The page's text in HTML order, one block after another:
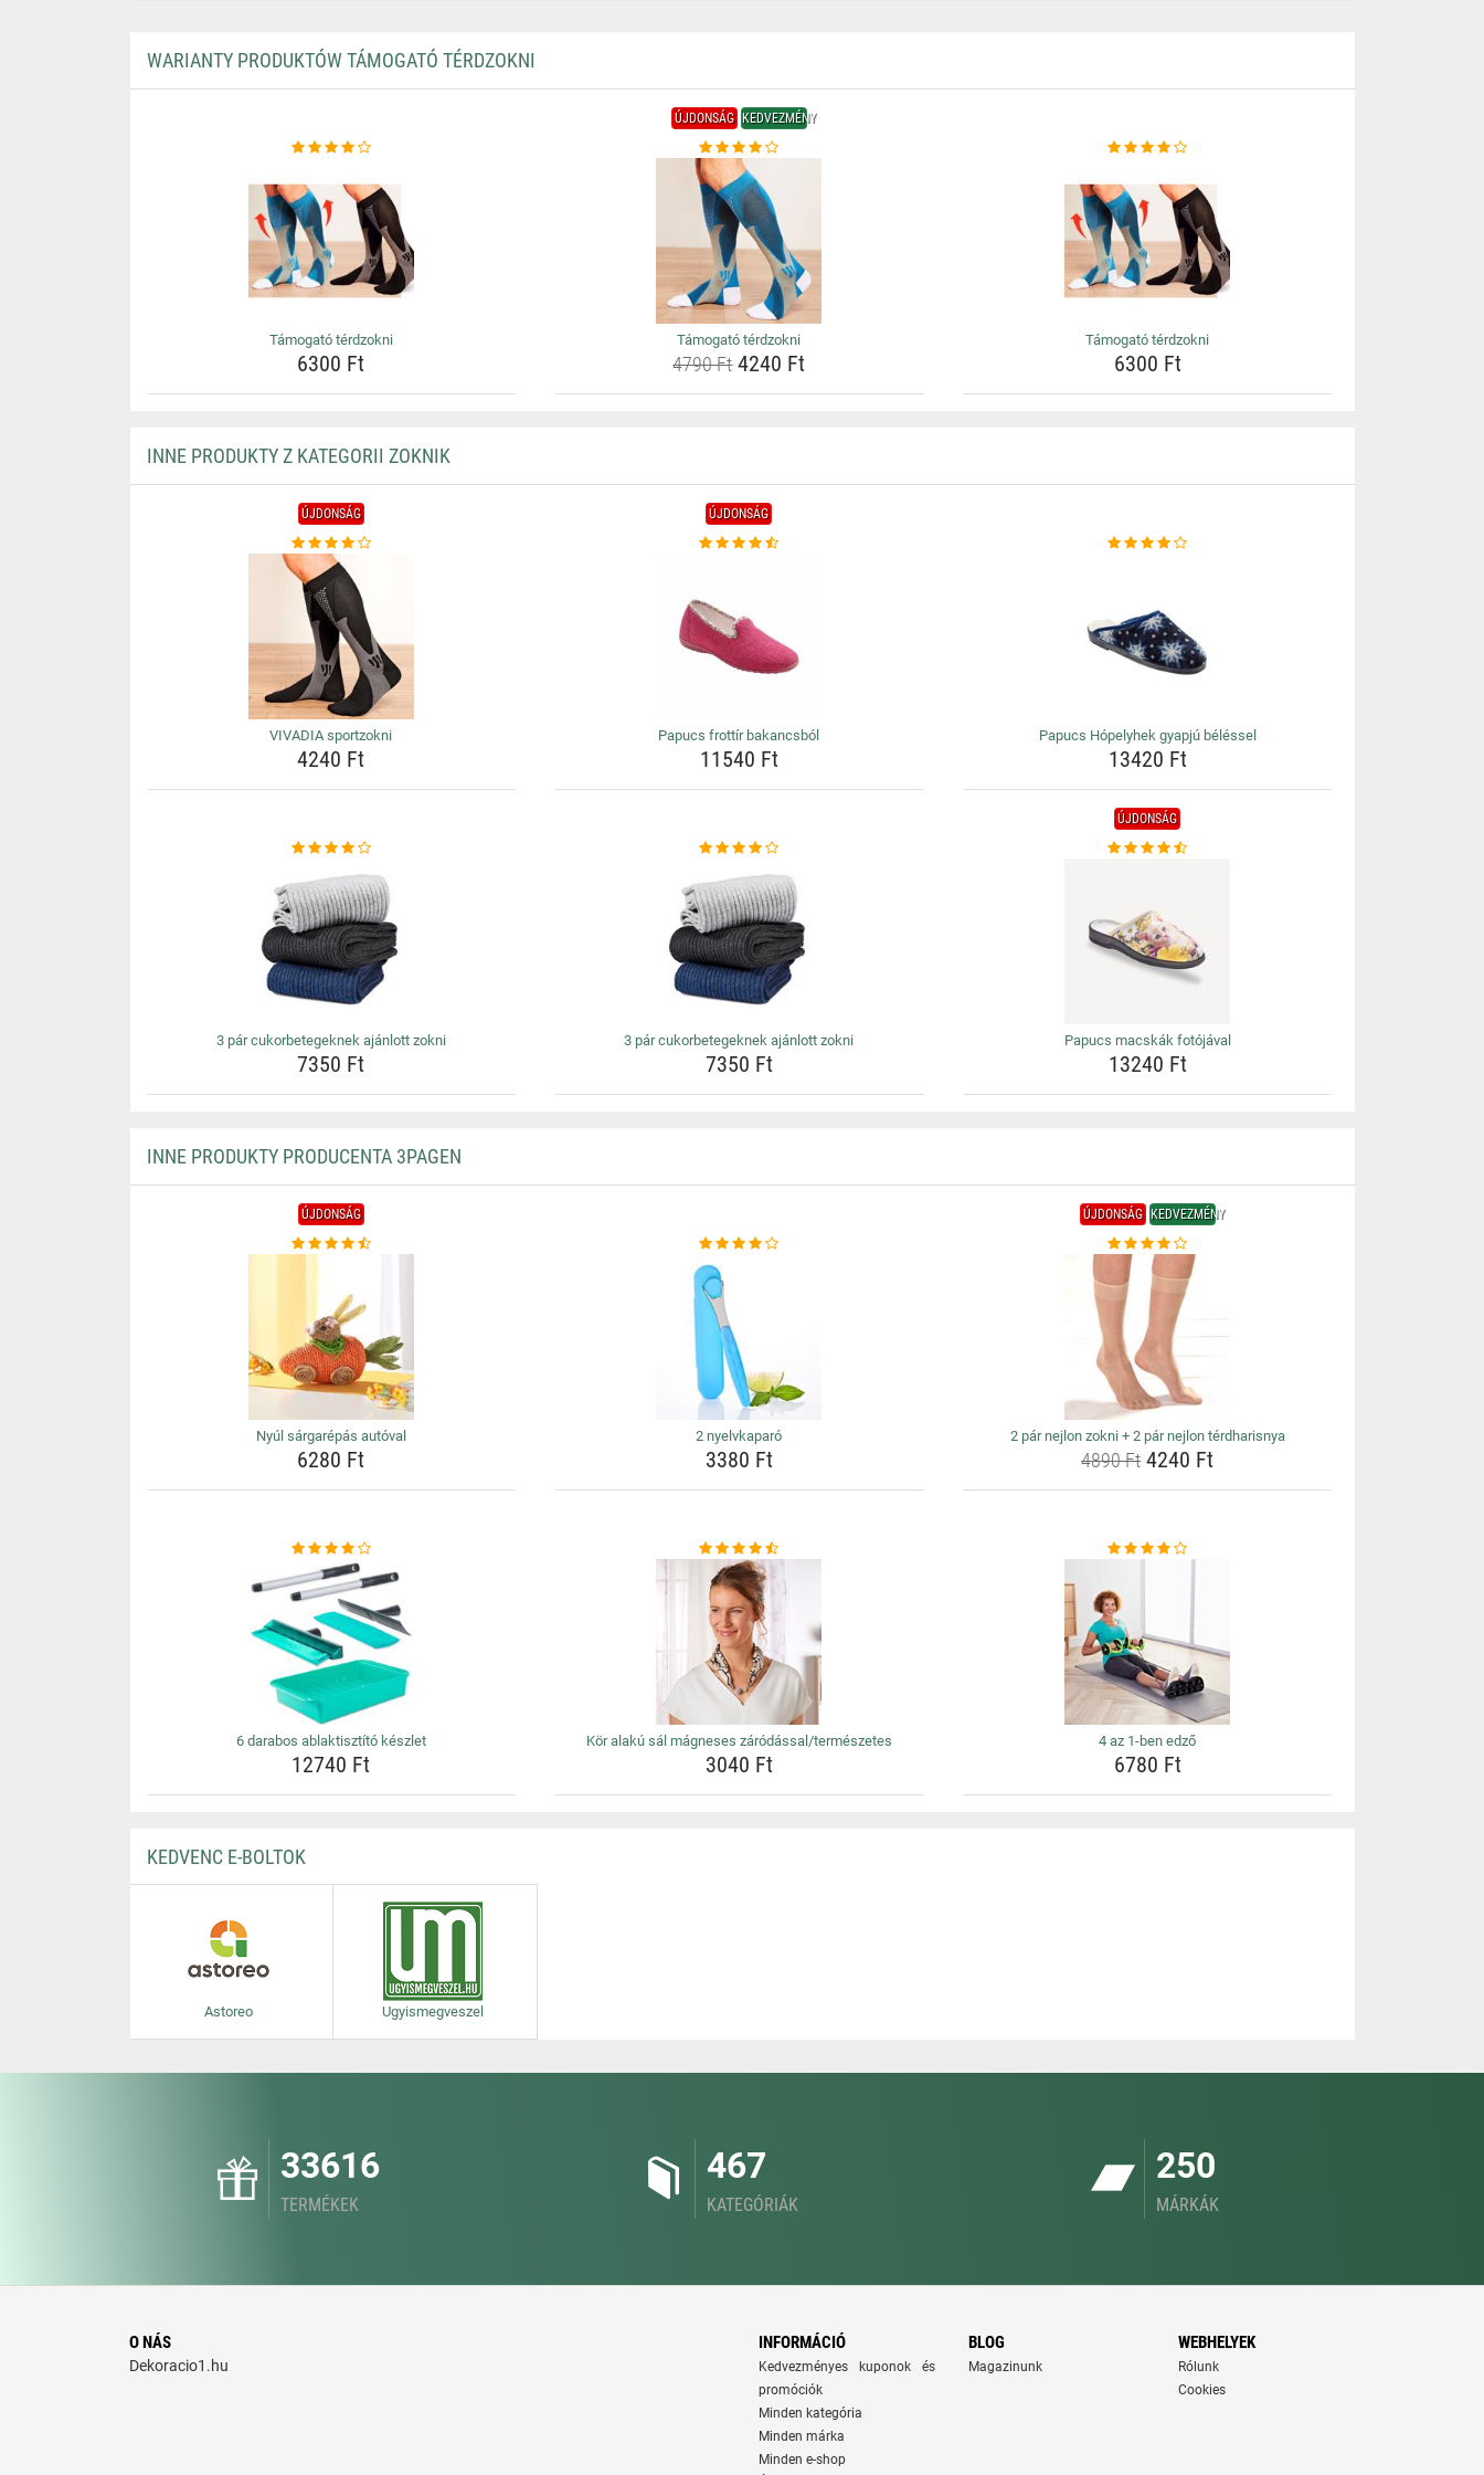
WARIANTY PRODUKTÓW TÁMOGATÓ TÉRDZOKNI
Támogató térdzokni
6300 Ft
ÚJDONSÁG KEDVEZMÉNY
Támogató térdzokni
4790 Ft4240 Ft
Támogató térdzokni
6300 Ft
INNE PRODUKTY Z KATEGORII ZOKNIK
ÚJDONSÁG
VIVADIA sportzokni
4240 Ft
ÚJDONSÁG
Papucs frottír bakancsból
11540 Ft
Papucs Hópelyhek gyapjú béléssel
13420 Ft
3 pár cukorbetegeknek ajánlott zokni
7350 Ft
3 pár cukorbetegeknek ajánlott zokni
7350 Ft
ÚJDONSÁG
Papucs macskák fotójával
13240 Ft
INNE PRODUKTY PRODUCENTA 3PAGEN
ÚJDONSÁG
Nyúl sárgarépás autóval
6280 Ft
2 nyelvkaparó
3380 Ft
ÚJDONSÁG KEDVEZMÉNY
2 pár nejlon zokni + 2 pár nejlon térdharisnya
4890 Ft 4240 Ft
6 darabos ablaktisztító készlet
12740 Ft
Kör alakú sál mágneses záródással/természetes
3040 Ft
4 az 1-ben edző
6780 Ft
KEDVENC E-BOLTOK
Astoreo Ugyismegveszel
33616
TERMÉKEK
467
KATEGÓRIÁK
250
MÁRKÁK
O NÁS
Dekoracio1.hu
INFORMÁCIÓ
Kedvezményes kuponok és
promóciók
Minden kategória
Minden márka
Minden e-shop
BLOG
Magazinunk
WEBHELYEK
Rólunk
Cookies